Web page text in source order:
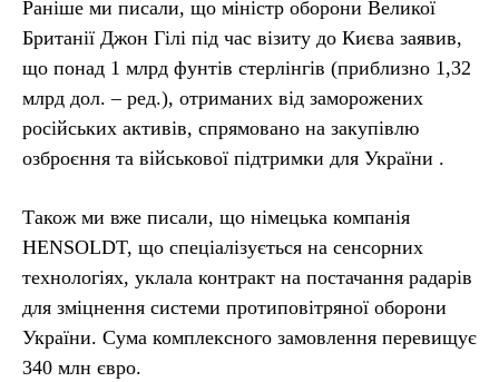
Раніше ми писали, що міністр оборони Великої
Британії Джон Гілі під час візиту до Києва заявив,
що понад 1 млрд фунтів стерлінгів (приблизно 1,32
млрд дол. – ред.), отриманих від заморожених
російських активів, спрямовано на закупівлю
озброєння та військової підтримки для України .
Також ми вже писали, що німецька компанія
HENSOLDT, що спеціалізується на сенсорних
технологіях, уклала контракт на постачання радарів
для зміцнення системи протиповітряної оборони
України. Сума комплексного замовлення перевищує
340 млн євро.